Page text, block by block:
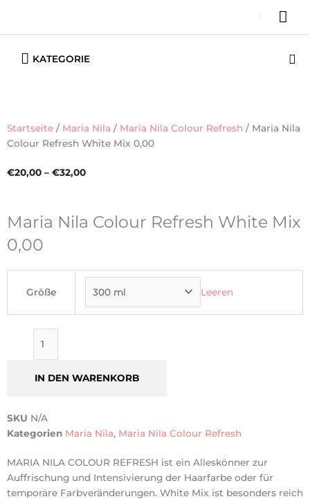
springen
KATEGORIE
Startseite / Maria Nila / Maria Nila Colour Refresh / Maria Nila
Colour Refresh White Mix 0,00
€20,00 – €32,00Preisspanne:
€32,00
Maria Nila Colour Refresh White Mix
0,00
Größe Leeren
MengeIN DEN WARENKORB
SKU N/A
Kategorien Maria Nila, Maria Nila Colour Refresh
MARIA NILA COLOUR REFRESH ist ein Alleskönner zur
Auffrischung und Intensivierung der Haarfarbe oder für
temporäre Farbveränderungen. White Mix ist besonders reich